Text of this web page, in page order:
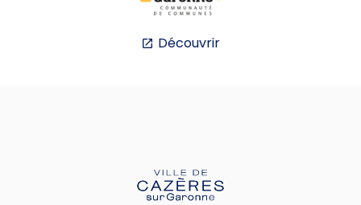
Découvrir